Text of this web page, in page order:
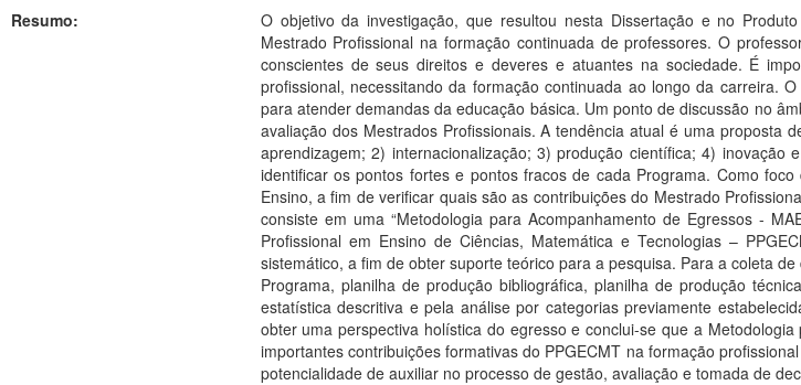
Resumo:
O objetivo da investigação, que resultou nesta Dissertação e no
Mestrado Profissional na formação continuada de professores. O
conscientes de seus direitos e deveres e atuantes na sociedade. É
profissional, necessitando da formação continuada ao longo da carreira.
para atender demandas da educação básica. Um ponto de discussão no
avaliação dos Mestrados Profissionais. A tendência atual é uma proposta
aprendizagem; 2) internacionalização; 3) produção científica; 4)
identificar os pontos fortes e pontos fracos de cada Programa. Como
Ensino, a fim de verificar quais são as contribuições do Mestrado
consiste em uma “Metodologia para Acompanhamento de Egressos -
Profissional em Ensino de Ciências, Matemática e Tecnologias –
sistemático, a fim de obter suporte teórico para a pesquisa. Para a coleta
Programa, planilha de produção bibliográfica, planilha de produção
estatística descritiva e pela análise por categorias previamente
obter uma perspectiva holística do egresso e conclui-se que a
importantes contribuições formativas do PPGECMT na formação
potencialidade de auxiliar no processo de gestão, avaliação e tomada de